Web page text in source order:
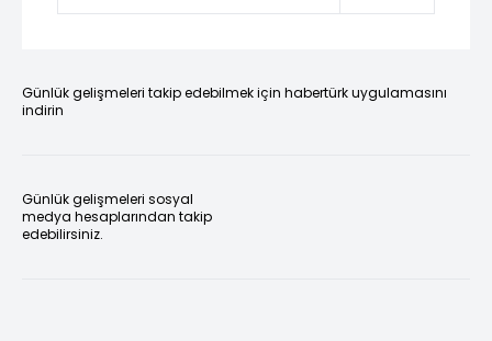
Günlük gelişmeleri takip edebilmek için habertürk uygulamasını
indirin
Günlük gelişmeleri sosyal
medya hesaplarından takip
edebilirsiniz.